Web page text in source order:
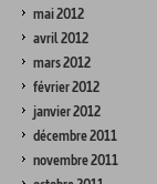
mai 2012
avril 2012
mars 2012
février 2012
janvier 2012
décembre 2011
novembre 2011